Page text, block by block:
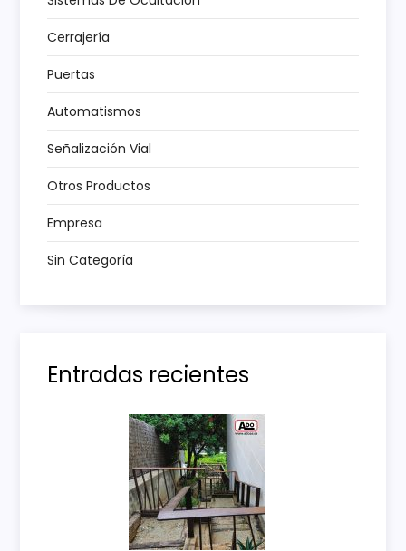
e
e
n
t
r
a
d
a
s
Cerrajería
Puertas
Automatismos
Señalización Vial
Otros Productos
Empresa
Sin Categoría
Entradas recientes